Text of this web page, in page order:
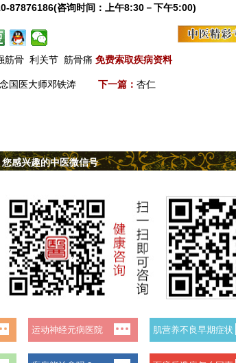
87876186(咨询时间：上午8:30－下午5:00)
筋骨 利关节 筋骨痛 免费索取疾病资料
国医大师邓铁涛 下一篇： 杏仁
感兴趣的中医微信号